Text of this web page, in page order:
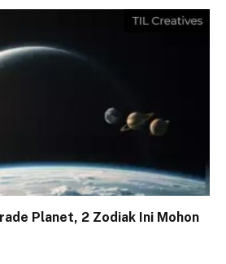
Planet, 2 Zodiak Ini Mohon